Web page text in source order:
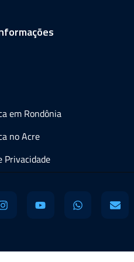
em Rondônia
no Acre
Privacidade